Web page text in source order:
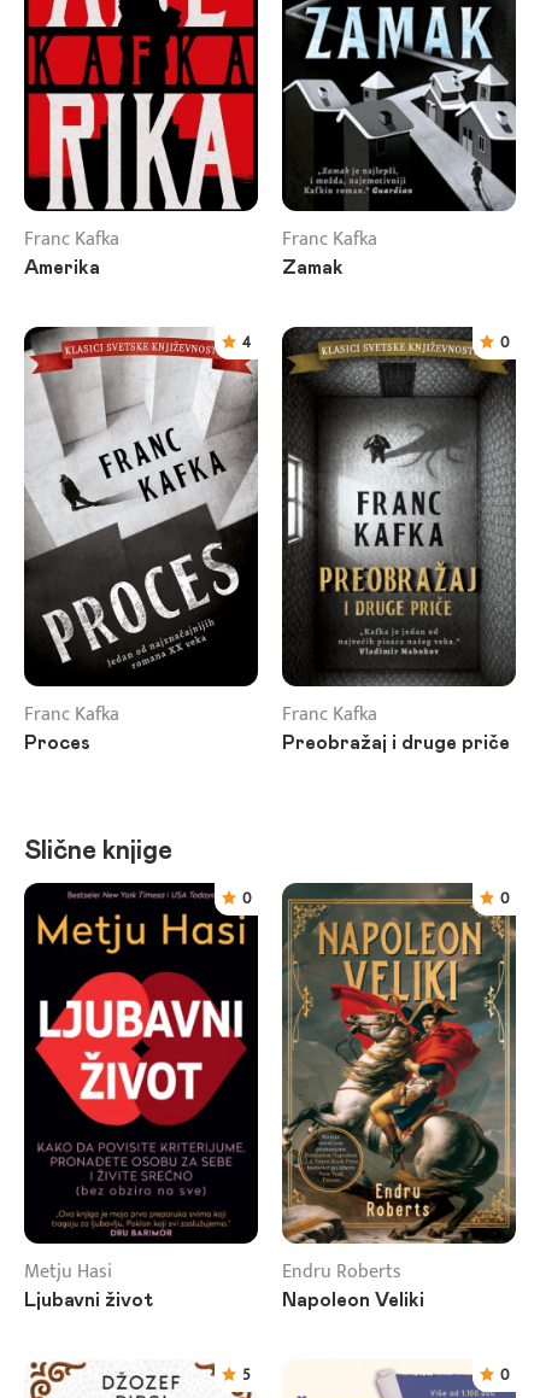
Franc Kafka
Amerika
Franc Kafka
Zamak
4
Franc Kafka
Proces
0
Franc Kafka
Preobražaj i druge priče
Slične knjige
0
Metju Hasi
Ljubavni život
0
Endru Roberts
Napoleon Veliki
5 0